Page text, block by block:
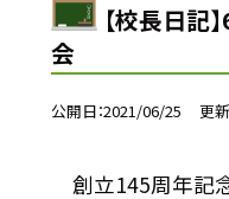
【校長日記
会
公開日 2021/06/25 更
創立145周年記